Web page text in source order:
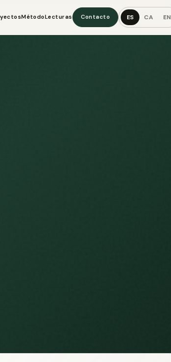
MétodoLecturas Contacto ES CA EN